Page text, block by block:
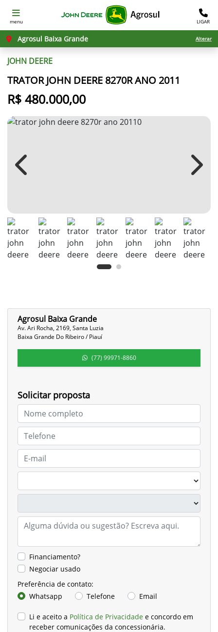
menu LIGAR
Agrosul Baixa Grande Alterar
JOHN DEERE
TRATOR JOHN DEERE 8270R ANO 2011
R$ 480.000,00
Previous Next
Agrosul Baixa Grande
Av. Ari Rocha, 2169, Santa Luzia
Baixa Grande Do Ribeiro / Piauí
(77) 99971-8860
Solicitar proposta
Financiamento?
Negociar usado
Preferência de contato:
Whatsapp
Telefone Email
Li e aceito a Política de Privacidade e concordo em
receber comunicações da concessionária.